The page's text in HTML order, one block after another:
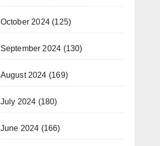
October 2024(125)
September 2024 (130)
August 2024 (169)
July 2024 (180)
June 2024 (166)